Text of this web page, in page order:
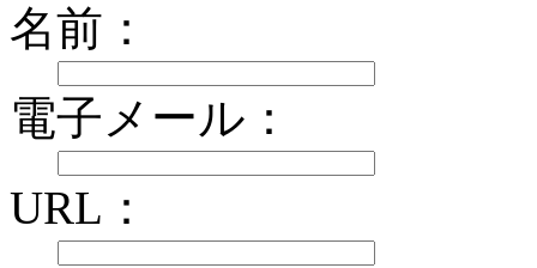
名前：
電子メール：
URL：